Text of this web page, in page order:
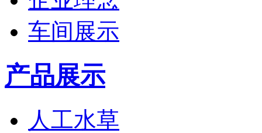
车间展示
产品展示
人工水草